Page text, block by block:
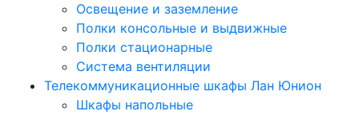
Освещение и заземление
Полки консольные и выдвижные
Полки стационарные
Система вентиляции
Телекоммуникационные шкафы Лан Юнион
Шкафы напольные